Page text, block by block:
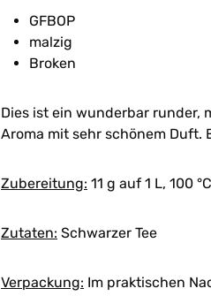
GFBOP
malzig
Broken
Dies ist ein wunderbar runder,
Aroma mit sehr schönem Duft.
Zubereitung: 11 g auf 1 L, 100
Zutaten: Schwarzer Tee
Verpackung: Im praktischen